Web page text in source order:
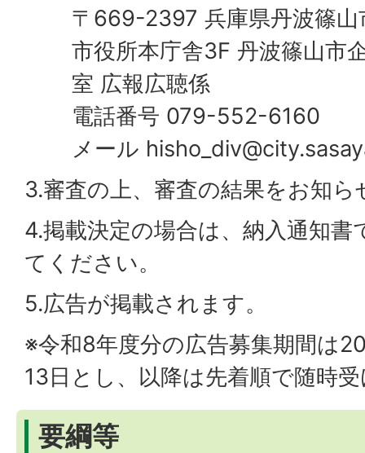
〒669-2397 兵庫県丹波篠山
市役所本庁舎3F 丹波篠山市
室 広報広聴係
電話番号 079-552-6160
メール
3.審査の上、審査の結果をお知ら
4.掲載決定の場合は、納入通知書
てください。
5.広告が掲載されます。
※令和8年度分の広告募集期間は
13日とし、以降は先着順で随時
要綱等